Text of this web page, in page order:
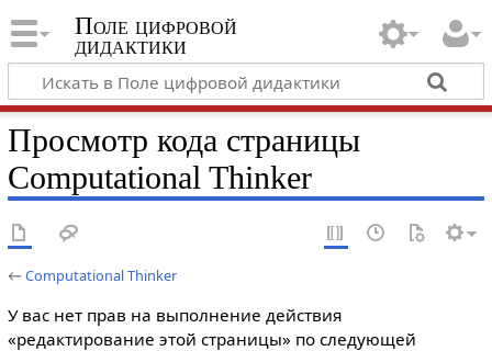
Поле цифровой
дидактики
Просмотр кода страницы
Computational Thinker
←Computational Thinker
У вас нет прав на выполнение действия
«редактирование этой страницы» по следующей